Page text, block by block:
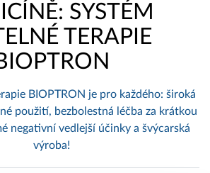
SYSTÉM
TERAPIE
BIOPTRON je pro každého: široká
použití, bezbolestná léčba za krátkou
negativní vedlejší účinky a švýcarská
výroba!